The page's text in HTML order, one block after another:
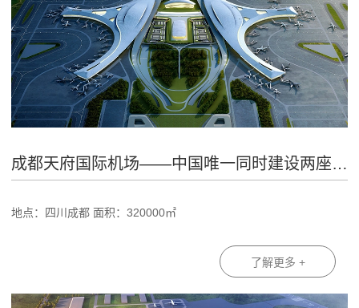
成都天府国际机场——中国唯一同时建设两座航站楼的机场
地点：四川成都 面积：320000㎡
了解更多 +